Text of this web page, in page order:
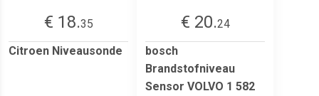
€ 18.35
Citroen Niveausonde
€ 20.24
bosch
Brandstofniveau
Sensor VOLVO 1 582